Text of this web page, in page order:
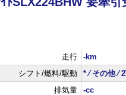
走行
-km
シフト/燃料/駆動
* ⁄ その他 ⁄
排気量
-cc